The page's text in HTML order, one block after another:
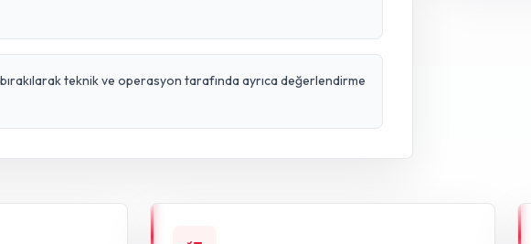
teknik ve operasyon tarafında ayrıca değerlendirme